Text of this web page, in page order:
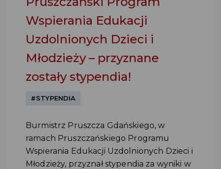
Wspierania Edukacji
Uzdolnionych Dzieci i
Młodzieży – przyznane
zostały stypendia!
#STYPENDIA
Burmistrz Pruszcza Gdańskiego, w
ramach Pruszczańskiego Programu
Wspierania Edukacji Uzdolnionych Dzieci i
Młodzieży, przyznał stypendia za wyniki w